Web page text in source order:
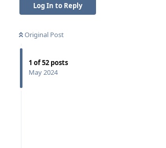
Log In to Reply
Original Post
1 of52 posts
May 2024